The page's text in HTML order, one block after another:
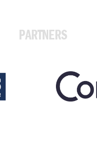
PARTNERS